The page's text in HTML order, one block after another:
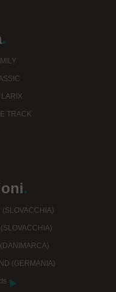
.
TRACK
.
(SLOVACCHIA)
(GERMANIA)